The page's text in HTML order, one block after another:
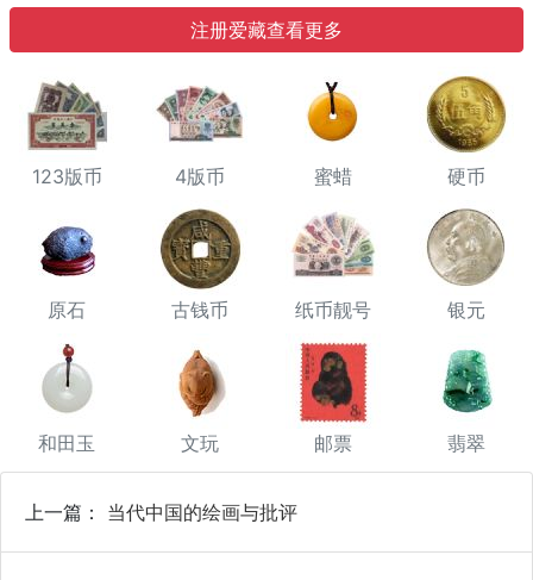
注册爱藏查看更多
123版币 4版币 蜜蜡 硬币
原石 古钱币 纸币靓号 银元
和田玉 文玩 邮票 翡翠
上一篇： 当代中国的绘画与批评